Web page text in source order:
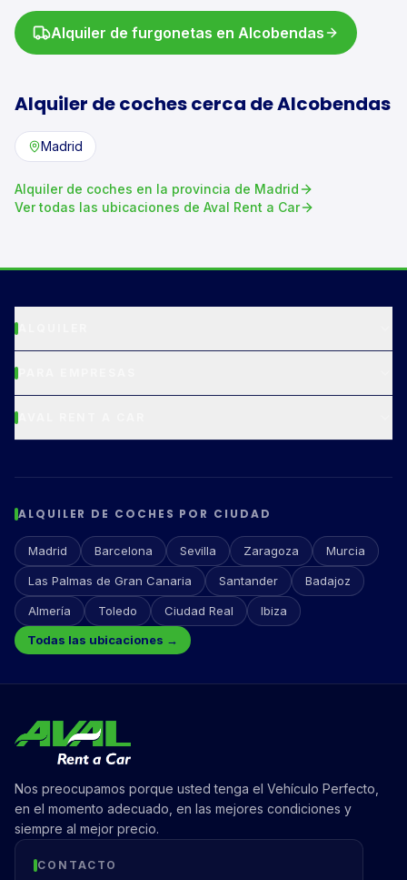
Alquiler de furgonetas en Alcobendas
Alquiler decochescerca deAlcobendas
Madrid
Alquiler de coches en la provincia de Madrid
Ver todas las ubicaciones de Aval Rent a Car
ALQUILER DE COCHES POR CIUDAD
Madrid Barcelona Sevilla Zaragoza Murcia
Las Palmas de Gran Canaria Santander Badajoz
Almería Toledo Ciudad Real
Ibiza
Todas las ubicaciones →
Nos preocupamos porque usted tenga el Vehículo Perfecto,
en el momento adecuado, en las mejores condiciones y
siempre al mejor precio.
CONTACTO